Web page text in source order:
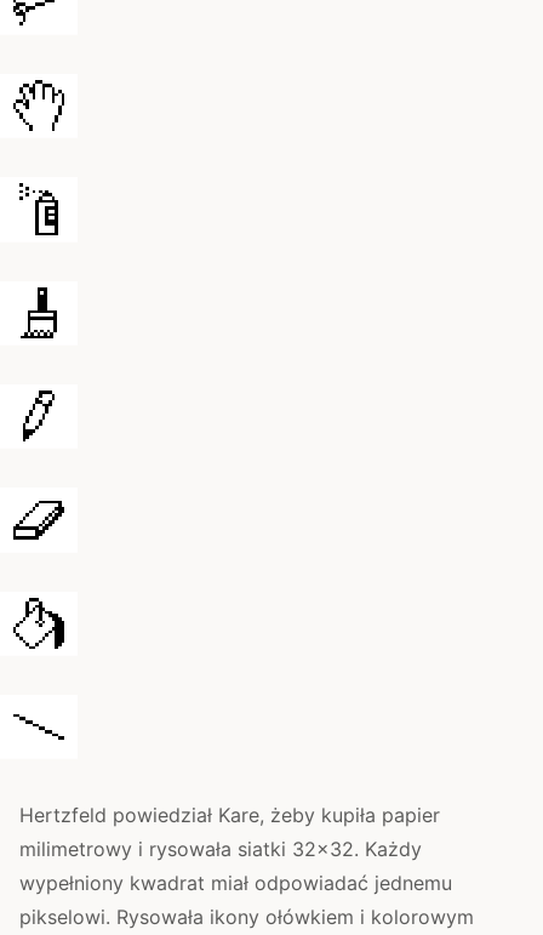
Hertzfeld powiedział Kare, żeby kupiła papier
milimetrowy i rysowała siatki 32×32. Każdy
wypełniony kwadrat miał odpowiadać jednemu
pikselowi. Rysowała ikony ołówkiem i kolorowym